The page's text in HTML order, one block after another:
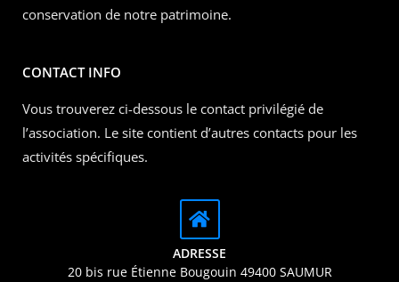
conservation de notre patrimoine.
CONTACT INFO
Vous trouverez ci-dessous le contact privilégié de
l’association. Le site contient d’autres contacts pour les
activités spécifiques.
ADRESSE
20 bis rue Étienne Bougouin 49400 SAUMUR